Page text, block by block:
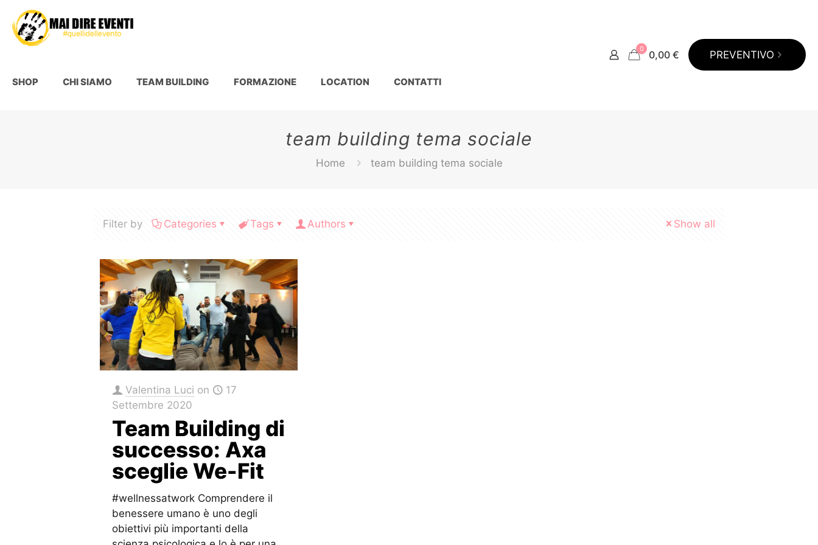
SHOP CHI SIAMO TEAM BUILDING FORMAZIONE LOCATION CONTATTI
0 0,00 € PREVENTIVO
team building tema sociale
Home team building tema sociale
Filter by Categories Tags Authors Show all
Valentina Luci on
17
Settembre 2020
Team Building di
successo: Axa
sceglie We-Fit
#wellnessatwork Comprendere il
benessere umano è uno degli
obiettivi più importanti della